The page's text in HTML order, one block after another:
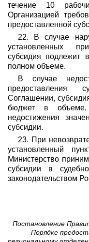
течение 10
Организацией
предоставленной
22. В случае
установленных
субсидия подлежит
полном объеме.
В случае
предоставления
Соглашении,
бюджет в объеме,
недостижения
субсидии.
23. При
установленный
Министерство
субсидии в
законодательством
Постановление
Порядке